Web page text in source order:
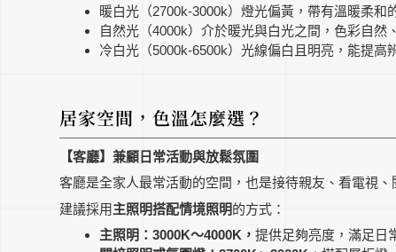
暖白光（2700k-3000k）燈光偏黃，帶有溫暖柔和
自然光（4000k）介於暖光與白光之間，色彩自然
冷白光（5000k-6500k）光線偏白且明亮，能提高
居家空間，色溫怎麼選？
【客廳】兼顧日常活動與放鬆氛圍
客廳是全家人最常活動的空間，也是接待親友、看電視、
建議採用主照明搭配情境照明的方式：
主照明：3000K～4000K，提供足夠亮度，滿足日